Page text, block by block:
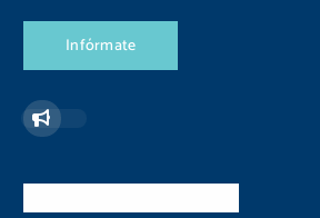
Infórmate